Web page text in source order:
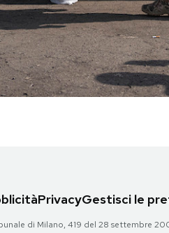
PrivacyGestisci le
di Milano, 419 del 28 settembre